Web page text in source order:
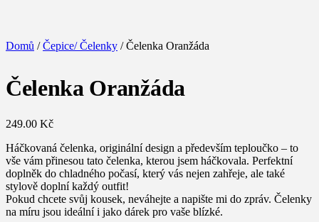
Domů /Čepice/ Čelenky / Čelenka Oranžáda
Čelenka Oranžáda
249.00 Kč
Háčkovaná čelenka, originální design a především teploučko – to
vše vám přinesou tato čelenka, kterou jsem háčkovala. Perfektní
doplněk do chladného počasí, který vás nejen zahřeje, ale také
stylově doplní každý outfit!
Pokud chcete svůj kousek, neváhejte a napište mi do zpráv. Čelenky
na míru jsou ideální i jako dárek pro vaše blízké.